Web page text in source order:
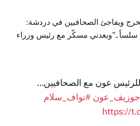
ويفاجئ الصحافيين في دردشة:
سلساً..”وبعدني مسكّر مع رئيس وزراء
للرئيس عون مع الصحافيين…
#نواف_سلام
https://